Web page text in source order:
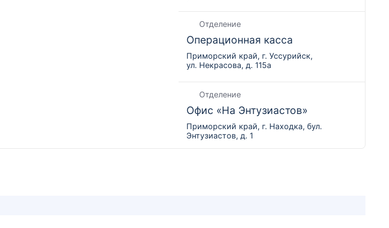
Отделение
Операционная касса
Приморский край, г. Уссурийск,
ул. Некрасова, д. 115а
Отделение
Офис «На Энтузиастов»
Приморский край, г. Находка, бул.
Энтузиастов, д. 1